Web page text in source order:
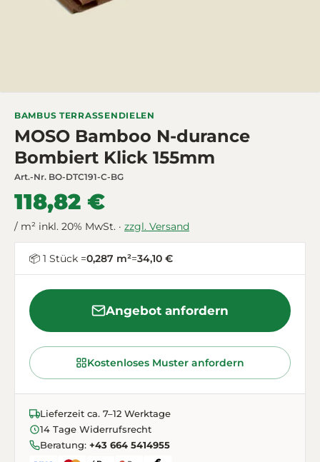
BAMBUS TERRASSENDIELEN
MOSO Bamboo N-durance
Bombiert Klick 155mm
Art.-Nr. BO-DTC191-C-BG
118,82 €
/ m² inkl. 20% MwSt. · zzgl. Versand
📦 1 Stück =0,287 m²=34,10 €
Angebot anfordern
Kostenloses Muster anfordern
Lieferzeit ca. 7–12 Werktage
14 Tage Widerrufsrecht
Beratung: +43 664 5414955